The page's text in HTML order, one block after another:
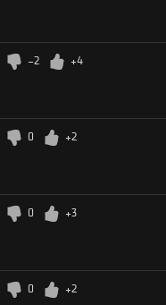
+4
-2
+2
0
+3
0
+2
0